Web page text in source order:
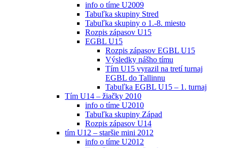
info o tíme U2009
Tabuľka skupiny Stred
Tabuľka skupiny o 1.-8. miesto
Rozpis zápasov U15
EGBL U15
Rozpis zápasov EGBL U15
Výsledky nášho tímu
Tím U15 vyrazil na tretí turnaj
EGBL do Tallinnu
Tabuľka EGBL U15 – 1. turnaj
Tím U14 – žiačky 2010
info o tíme U2010
Tabuľka skupiny Západ
Rozpis zápasov U14
tím U12 – staršie mini 2012
info o tíme U2012